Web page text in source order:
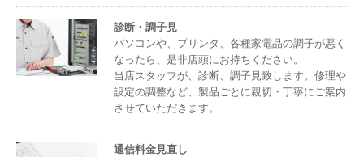
診断・調子見
パソコンや、プリンタ、各種家電品の調子が悪く
なったら、是非店頭にお持ちください。
当店スタッフが、診断、調子見致します。修理や
設定の調整など、製品ごとに親切・丁寧にご案内
させていただきます。
通信料金見直し